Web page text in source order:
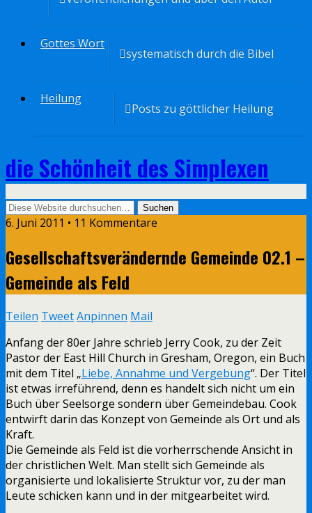
Gottes Wort
systematisch durch die Bibel
Heilung
Posts zu göttlicher Heilung
die Schönheit des Simplexen
6. Juni 2011 • 11 Kommentare
Gesellschaftsverändernde Gemeinde 02.1 –
Gemeinde als Feld
Teilen TweetAnpinnen Mail
Anfang der 80er Jahre schrieb Jerry Cook, zu der Zeit
Pastor der East Hill Church in Gresham, Oregon, ein Buch
mit dem Titel „Liebe, Annahme und Vergebung“. Der Titel
ist etwas irreführend, denn es handelt sich nicht um ein
Buch über Seelsorge sondern über Gemeindebau. Cook
entwirft darin das Konzept von Gemeinde als Ort und als
Kraft.
Die Gemeinde als Feld ist die vorherrschende Ansicht in
der christlichen Welt. Man stellt sich Gemeinde als
organisierte und lokalisierte Struktur vor, zu der man
Leute schicken kann und in der mitgearbeitet wird.